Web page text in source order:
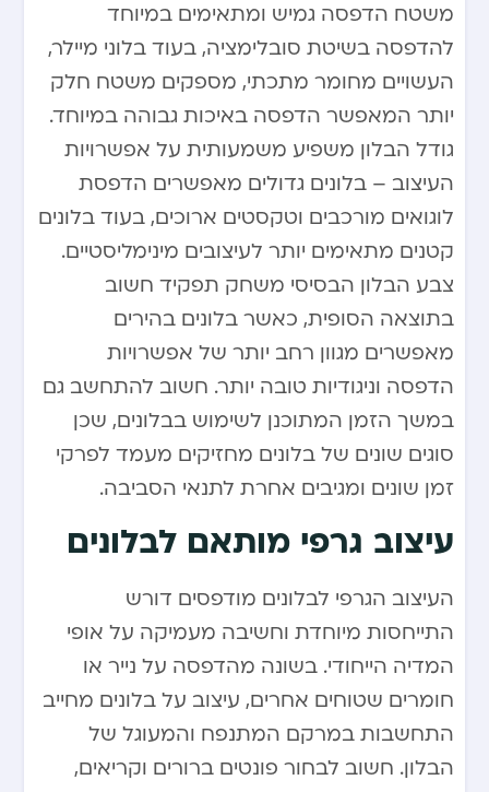
משטח הדפסה גמיש ומתאימים במיוחד
להדפסה בשיטת סובלימציה, בעוד בלוני מיילר,
העשויים מחומר מתכתי, מספקים משטח חלק
יותר המאפשר הדפסה באיכות גבוהה במיוחד.
גודל הבלון משפיע משמעותית על אפשרויות
העיצוב – בלונים גדולים מאפשרים הדפסת
לוגואים מורכבים וטקסטים ארוכים, בעוד בלונים
קטנים מתאימים יותר לעיצובים מינימליסטיים.
צבע הבלון הבסיסי משחק תפקיד חשוב
בתוצאה הסופית, כאשר בלונים בהירים
מאפשרים מגוון רחב יותר של אפשרויות
הדפסה וניגודיות טובה יותר. חשוב להתחשב גם
במשך הזמן המתוכנן לשימוש בבלונים, שכן
סוגים שונים של בלונים מחזיקים מעמד לפרקי
זמן שונים ומגיבים אחרת לתנאי הסביבה.
עיצוב גרפי מותאם לבלונים
העיצוב הגרפי לבלונים מודפסים דורש
התייחסות מיוחדת וחשיבה מעמיקה על אופי
המדיה הייחודי. בשונה מהדפסה על נייר או
חומרים שטוחים אחרים, עיצוב על בלונים מחייב
התחשבות במרקם המתנפח והמעוגל של
הבלון. חשוב לבחור פונטים ברורים וקריאים,